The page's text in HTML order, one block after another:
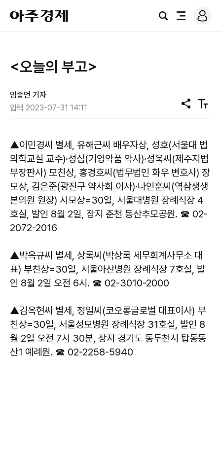
아
주
경
검
전
로
그
<오늘의 부고>
임종언 기자
입력 2023-07-31 14:11
공
유
텍
스
기
▲이민경씨 별세, 유해근씨 배우자상, 성호(서울대 법
의학교실 교수)·성심(기영약품 약사)·성욱씨(제주지법
부장판사) 모친상, 홍경호씨(법무법인 화우 변호사) 장
모상, 김은준(광진구 약사회 이사)·나인훈씨(역삼생생
본의원 원장) 시모상=30일, 서울대병원 장례식장 4
호실, 발인 8월 2일, 장지 춘천 동산추모공원. ☎ 02-
2072-2016
▲박옥규씨 별세, 상록씨(박상록 세무회계사무소 대
표) 부친상=30일, 서울아산병원 장례식장 7호실, 발
인 8월 2일 오전 6시. ☎ 02-3010-2000
▲김옥현씨 별세, 정일씨(코오롱글로벌 대표이사) 부
친상=30일, 서울성모병원 장례식장 31호실, 발인 8
월 2일 오전 7시 30분, 장지 경기도 동두천시 탑동동
산1 예례원. ☎ 02-2258-5940